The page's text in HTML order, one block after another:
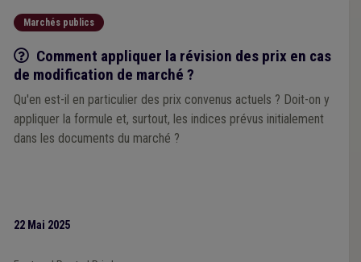
Marchés publics
Q/R
Comment appliquer la révision des prix en cas
de modification de marché ?
Qu'en est-il en particulier des prix convenus actuels ? Doit-on y
appliquer la formule et, surtout, les indices prévus initialement
dans les documents du marché ?
22 Mai 2025